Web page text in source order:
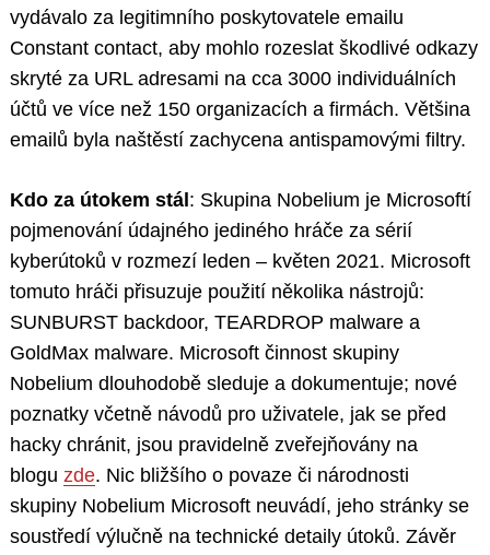
vydávalo za legitimního poskytovatele emailu
Constant contact, aby mohlo rozeslat škodlivé odkazy
skryté za URL adresami na cca 3000 individuálních
účtů ve více než 150 organizacích a firmách. Většina
emailů byla naštěstí zachycena antispamovými filtry.
Kdo za útokem stál : Skupina Nobelium je Microsoftí
pojmenování údajného jediného hráče za sérií
kyberútoků v rozmezí leden – květen 2021. Microsoft
tomuto hráči přisuzuje použití několika nástrojů:
SUNBURST backdoor, TEARDROP malware a
GoldMax malware. Microsoft činnost skupiny
Nobelium dlouhodobě sleduje a dokumentuje; nové
poznatky včetně návodů pro uživatele, jak se před
hacky chránit, jsou pravidelně zveřejňovány na
blogu zde. Nic bližšího o povaze či národnosti
skupiny Nobelium Microsoft neuvádí, jeho stránky se
soustředí výlučně na technické detaily útoků. Závěr